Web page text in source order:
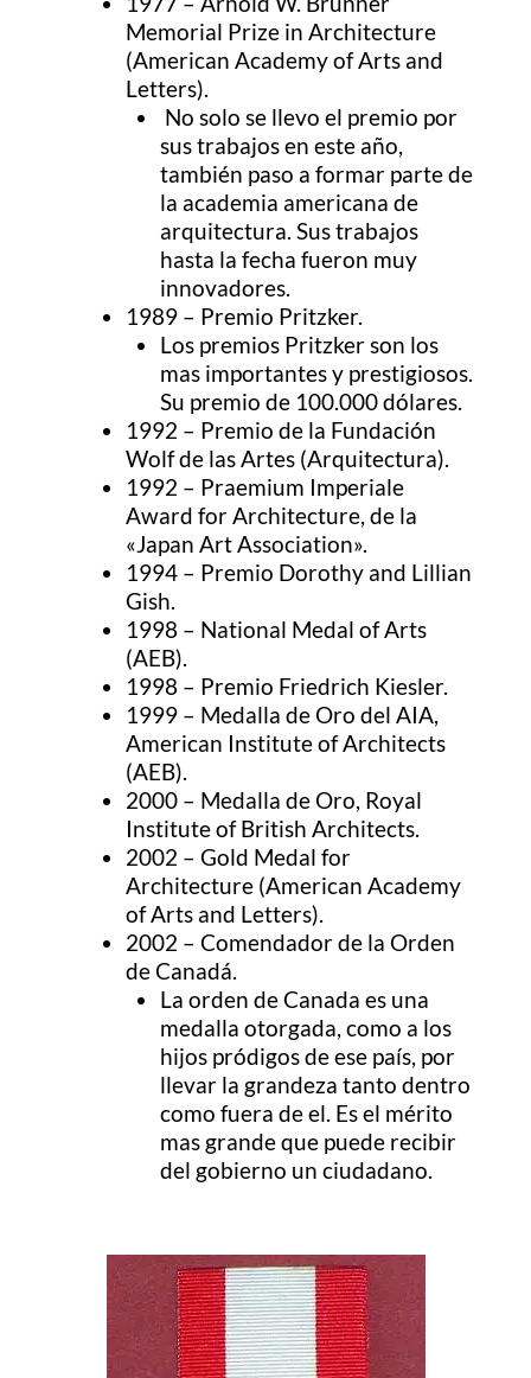
Memorial Prize in Architecture
(American Academy of Arts and
Letters).
No solo se llevo el premio por
sus trabajos en este año,
también paso a formar parte de
la academia americana de
arquitectura. Sus trabajos
hasta la fecha fueron muy
innovadores.
1989 – Premio Pritzker.
Los premios Pritzker son los
mas importantes y prestigiosos.
Su premio de 100.000 dólares.
1992 – Premio de la Fundación
Wolf de las Artes (Arquitectura).
1992 – Praemium Imperiale
Award for Architecture, de la
«Japan Art Association».
1994 – Premio Dorothy and Lillian
Gish.
1998 – National Medal of Arts
(AEB).
1998 – Premio Friedrich Kiesler.
1999 – Medalla de Oro del AIA,
American Institute of Architects
(AEB).
2000 – Medalla de Oro, Royal
Institute of British Architects.
2002 – Gold Medal for
Architecture (American Academy
of Arts and Letters).
2002 – Comendador de la Orden
de Canadá.
La orden de Canada es una
medalla otorgada, como a los
hijos pródigos de ese país, por
llevar la grandeza tanto dentro
como fuera de el. Es el mérito
mas grande que puede recibir
del gobierno un ciudadano.